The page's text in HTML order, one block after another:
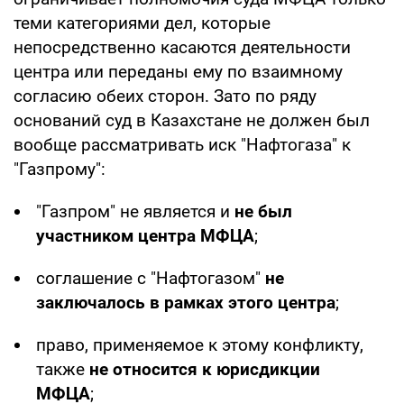
теми категориями дел, которые
непосредственно касаются деятельности
центра или переданы ему по взаимному
согласию обеих сторон. Зато по ряду
оснований суд в Казахстане не должен был
вообще рассматривать иск "Нафтогаза" к
"Газпрому":
"Газпром" не является и не был
участником центра МФЦА;
соглашение с "Нафтогазом" не
заключалось в рамках этого центра;
право, применяемое к этому конфликту,
также не относится к юрисдикции
МФЦА;